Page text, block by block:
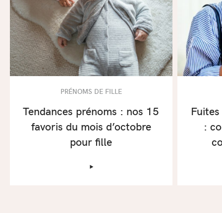
PRÉNOMS DE FILLE
Tendances prénoms : nos 15
favoris du mois d’octobre
pour fille
‣
: